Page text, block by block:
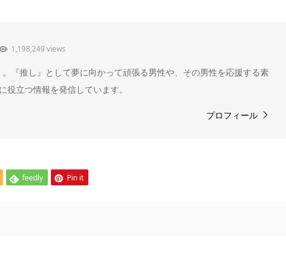
1,198,249 views
『推し』として夢に向かって頑張る男性や、その男性を応援する素
役立つ情報を発信しています。
プロフィール
feedly Pin it